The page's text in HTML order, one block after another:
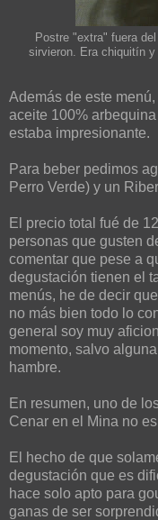
Postre "extra" fuera
sirvieron. Era chiquitín
Además de este
aceite 100%
estaba impresionante.
Para beber pedimos
Perro Verde) y un
El precio total fué de
personas que gusten
comentar que pese a
degustación tienen el
menús, he de decir
no más bien todo lo
general soy muy
momento, salvo
hambre.
En resumen, uno de
Cenar en el Mina no
El hecho de que
degustación que es
hace solo apto para
ganas de ser